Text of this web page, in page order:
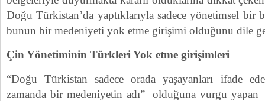
Doğu Türkistan’da yaptıklarıyla sadece yönetimsel bir
bunun bir medeniyeti yok etme girişimi olduğunu dile
Çin Yönetiminin Türkleri Yok etme girişimleri
“Doğu Türkistan sadece orada yaşayanları ifade
zamanda bir medeniyetin adı” olduğuna vurgu